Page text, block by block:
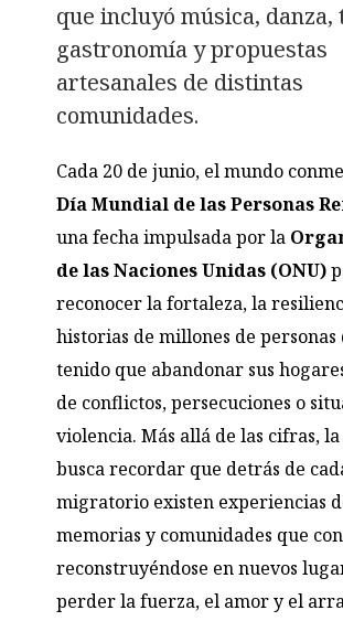
que incluyó música, danza,
gastronomía y propuestas
artesanales de distintas
comunidades.
Cada 20 de junio, el mundo
Día Mundial de las Personas
una fecha impulsada por la
de las Naciones Unidas (ONU)
reconocer la fortaleza, la
historias de millones de personas
tenido que abandonar sus
de conflictos, persecuciones o
violencia. Más allá de las cifras,
busca recordar que detrás de
migratorio existen experiencias
memorias y comunidades que
reconstruyéndose en nuevos
perder la fuerza, el amor y el